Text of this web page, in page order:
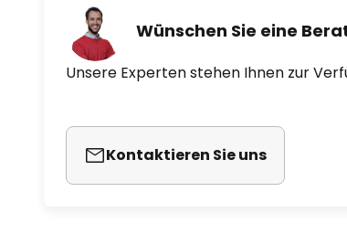
seit vielen Jahren stets
- Schalter am
Wünschen Sie eine
Unsere Experten stehen Ihnen zur
Kontaktieren Sie uns